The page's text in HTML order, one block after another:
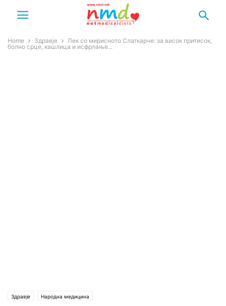
Home Здравје
Лек со мирисното Слаткарче: за висок притисок,
болно срце, кашлица и исфрлање...
Здравје Народна медицина